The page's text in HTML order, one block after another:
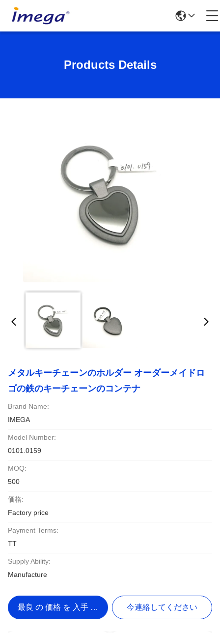
Products Details
メタルキーチェーンのホルダー オーダーメイドロ
ゴの鉄のキーチェーンのコンテナ
Brand Name:
IMEGA
Model Number:
0101.0159
MOQ:
500
価格:
Factory price
Payment Terms:
TT
Supply Ability:
Manufacture
最良 の 価格 を 入手 する 今連絡してください